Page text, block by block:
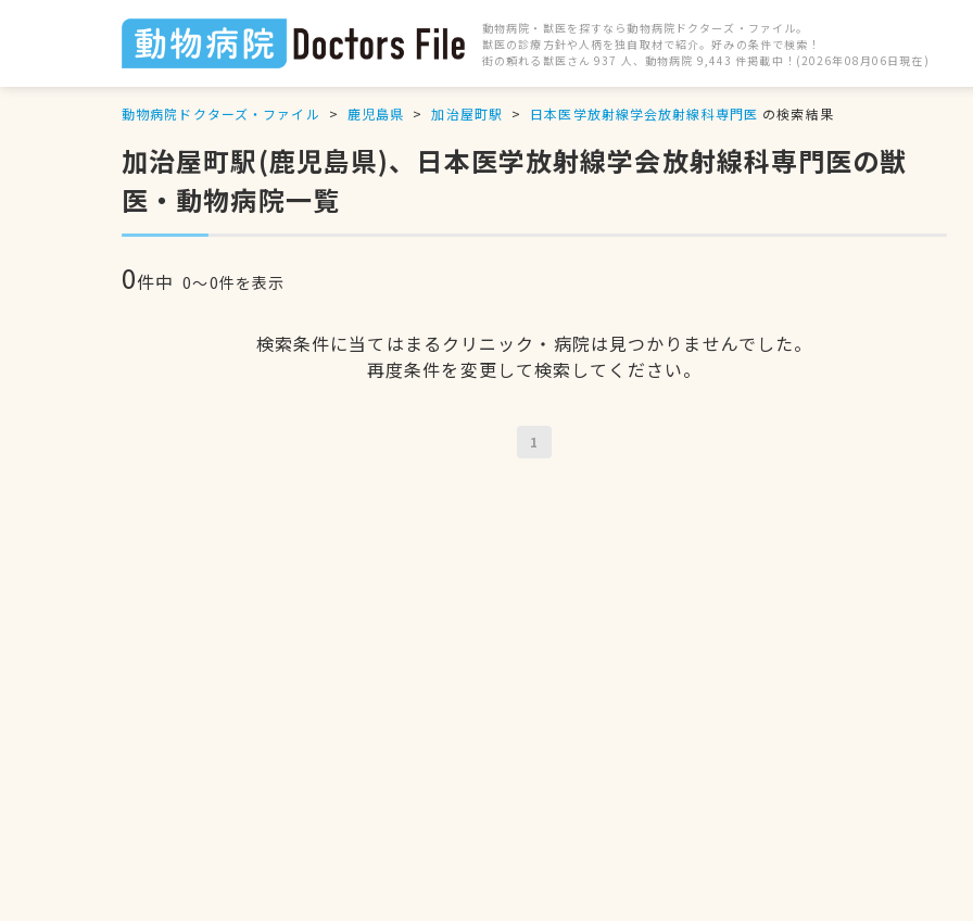
動物病院・獣医を探すなら動物病院ドクターズ・ファイル。
獣医の診療方針や人柄を独自取材で紹介。好みの条件で検索！
街の頼れる獣医さん 937 人、動物病院 9,443 件掲載中！(2026年08月06日現在)
動物病院ドクターズ・ファイル 鹿児島県 加治屋町駅 日本医学放射線学会放射線科専門医 の検索結果
加治屋町駅(鹿児島県)、日本医学放射線学会放射線科専門医の獣
医・動物病院一覧
0件中 0〜0件を表示
検索条件に当てはまるクリニック・病院は見つかりませんでした。
再度条件を変更して検索してください。
1